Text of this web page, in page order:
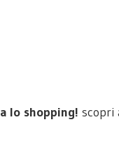
lo shopping! scopri